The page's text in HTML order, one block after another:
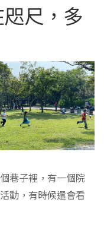
尺，多
巷子裡，有一個院
動，有時候還會看